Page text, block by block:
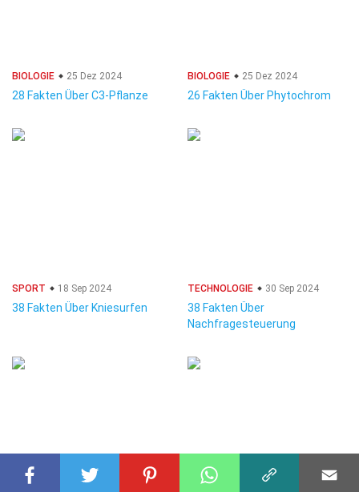
BIOLOGIE 25 Dez 2024
28 Fakten Über C3-Pflanze
BIOLOGIE 25 Dez 2024
26 Fakten Über Phytochrom
SPORT 18 Sep 2024
38 Fakten Über Kniesurfen
TECHNOLOGIE 30 Sep 2024
38 Fakten Über
Nachfragesteuerung